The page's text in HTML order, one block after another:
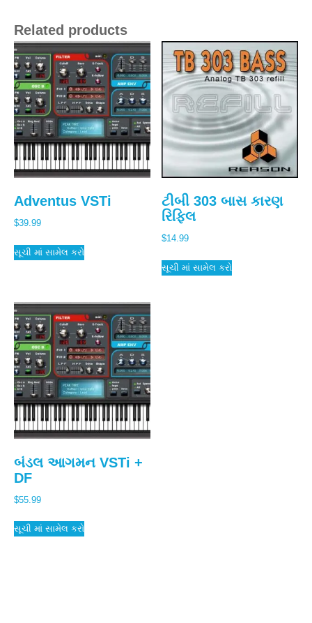
Related products
Adventus VSTi
$39.99
સૂચી માં સામેલ કરો
ટીબી 303 બાસ કારણ
રિફિલ
$14.99
સૂચી માં સામેલ કરો
બંડલ આગમન VSTi +
DF
$55.99
સૂચી માં સામેલ કરો